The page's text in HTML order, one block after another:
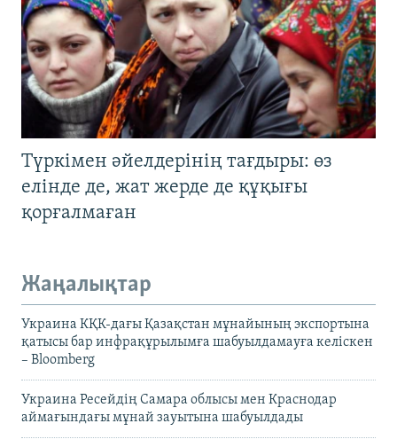
Түркімен әйелдерінің тағдыры: өз
елінде де, жат жерде де құқығы
қорғалмаған
Жаңалықтар
Украина КҚК-дағы Қазақстан мұнайының экспортына
қатысы бар инфрақұрылымға шабуылдамауға келіскен
– Bloomberg
Украина Ресейдің Самара облысы мен Краснодар
аймағындағы мұнай зауытына шабуылдады